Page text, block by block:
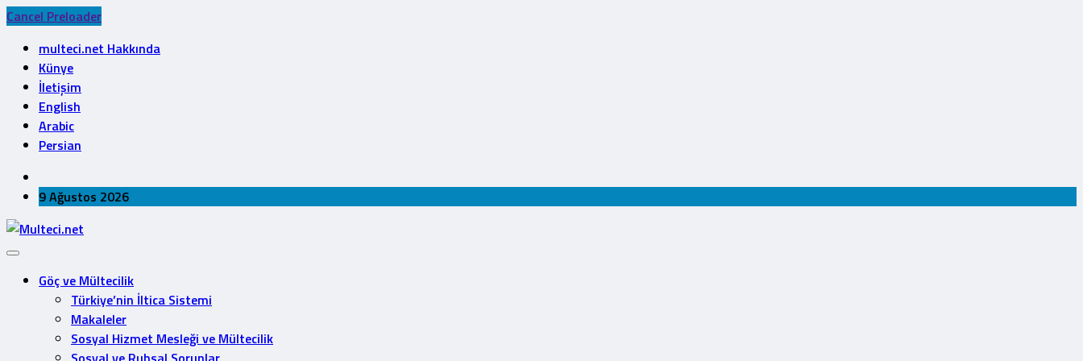
Cancel Preloader
multeci.net Hakkında
Künye
İletişim
English
Arabic
Persian
9 Ağustos 2026
Göç ve Mültecilik
Türkiye’nin İltica Sistemi
Makaleler
Sosyal Hizmet Mesleği ve Mültecilik